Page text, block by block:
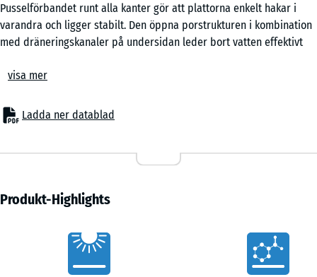
Pusselförbandet runt alla kanter gör att plattorna enkelt hakar i
varandra och ligger stabilt. Den öppna porstrukturen i kombination
med dräneringskanaler på undersidan leder bort vatten effektivt
väderförhållanden.
Plattorna kan läggas direkt på olika bärande underlag som
takpapp, takmembran, bitumenbeläggning, plattor, betong eller trä.
och håller bygghöjden låg. Mindre ojämnheter i underlaget kan
lämpliga både vid nyproduktion och vid uppgradering av befintliga
Det integrerade pusselförbandet gör monteringen snabb och exakt
utan lim eller skruv. Plattorna kan läggas i rutmönster eller i
visa mer
Ladda ner datablad
Produkt-Highlights